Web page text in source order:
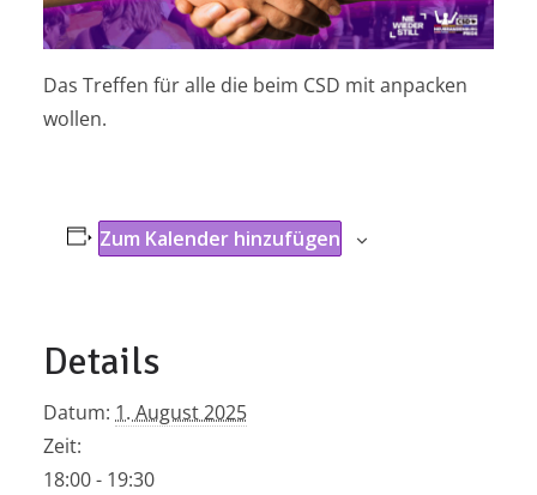
Das Treffen für alle die beim CSD mit anpacken
wollen.
Zum Kalender hinzufügen
Details
Datum: 1. August 2025
Zeit:
18:00 - 19:30